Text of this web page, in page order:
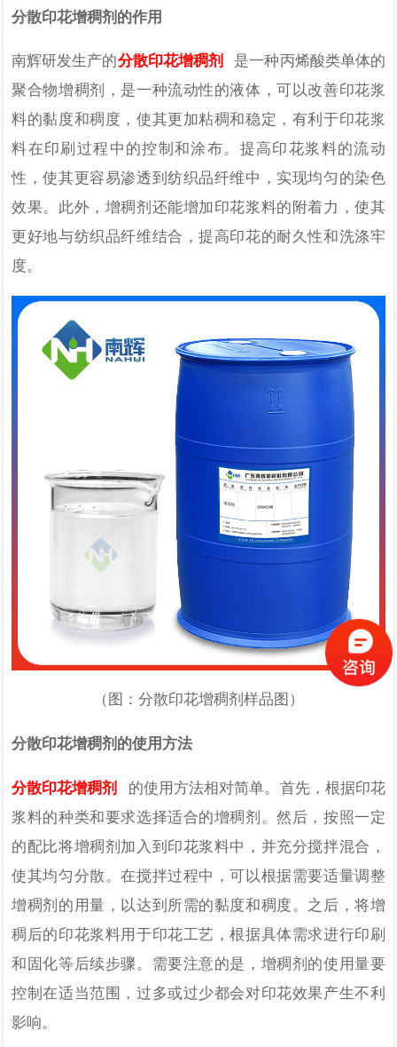
分散印花增稠剂的作用
南辉研发生产的分散印花增稠剂
是一种丙烯酸类单体的
聚合物增稠剂，是一种流动性的液体， 可以改善印花浆
料的黏度和稠度，使其更加粘稠和稳定，有利于印花浆
料在印刷过程中的控制和涂布。提高印花浆料的流动
性，使其更容易渗透到纺织品纤维中，实现均匀的染色
效果。此外，增稠剂还能增加印花浆料的附着力，使其
更好地与纺织品纤维结合，提高印花的耐久性和洗涤牢
度。
（图：分散印花增稠剂样品图）
分散印花增稠剂的使用方法
分散印花增稠剂
的使用方法相对简单。首先，根据印花
浆料的种类和要求选择适合的增稠剂。然后，按照一定
的配比将增稠剂加入到印花浆料中，并充分搅拌混合，
使其均匀分散。在搅拌过程中，可以根据需要适量调整
增稠剂的用量，以达到所需的黏度和稠度。 之后 ，将增
稠后的印花浆料用于印花工艺，根据具体需求进行印刷
和固化等后续步骤。需要注意的是，增稠剂的使用量要
控制在适当范围，过多或过少都会对印花效果产生不利
影响。